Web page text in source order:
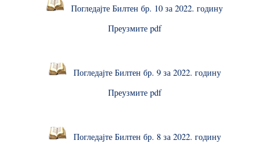
Погледајте Билтен бр. 10 за 2022. годину
Преузмите pdf
Погледајте Билтен бр. 9 за 2022. годину
Преузмите pdf
Погледајте Билтен бр. 8 за 2022. годину